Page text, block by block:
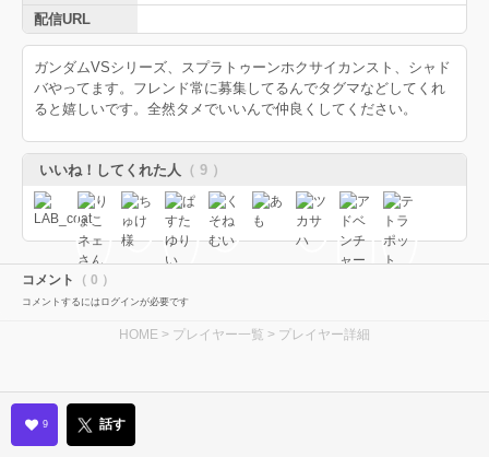
配信URL
ガンダムVSシリーズ、スプラトゥーンホクサイカンスト、シャド
バやってます。フレンド常に募集してるんでタグマなどしてくれ
ると嬉しいです。全然タメでいいんで仲良くしてください。
いいね！してくれた人 （ 9 ）
コメント （ 0 ）
コメントするにはログインが必要です
HOME > プレイヤー一覧 > プレイヤー詳細
9 話す